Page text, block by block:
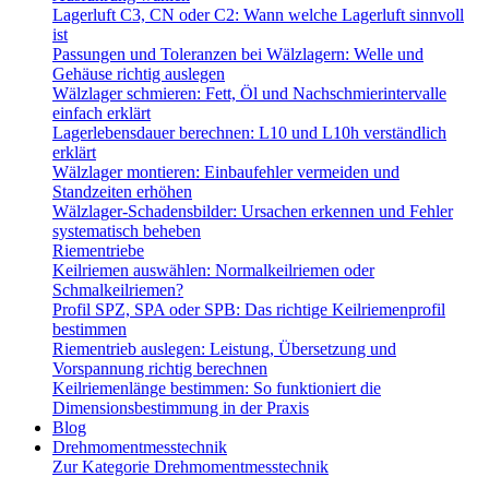
Lagerluft C3, CN oder C2: Wann welche Lagerluft sinnvoll
ist
Passungen und Toleranzen bei Wälzlagern: Welle und
Gehäuse richtig auslegen
Wälzlager schmieren: Fett, Öl und Nachschmierintervalle
einfach erklärt
Lagerlebensdauer berechnen: L10 und L10h verständlich
erklärt
Wälzlager montieren: Einbaufehler vermeiden und
Standzeiten erhöhen
Wälzlager-Schadensbilder: Ursachen erkennen und Fehler
systematisch beheben
Riementriebe
Keilriemen auswählen: Normalkeilriemen oder
Schmalkeilriemen?
Profil SPZ, SPA oder SPB: Das richtige Keilriemenprofil
bestimmen
Riementrieb auslegen: Leistung, Übersetzung und
Vorspannung richtig berechnen
Keilriemenlänge bestimmen: So funktioniert die
Dimensionsbestimmung in der Praxis
Blog
Drehmomentmesstechnik
Zur Kategorie Drehmomentmesstechnik